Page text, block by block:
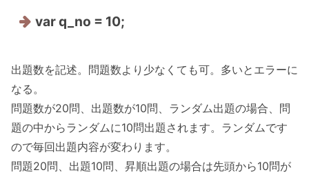
var q_no = 10;
出題数を記述。問題数より少なくても可。多いとエラーに
なる。
問題数が20問、出題数が10問、ランダム出題の場合、問
題の中からランダムに10問出題されます。ランダムです
ので毎回出題内容が変わります。
問題20問、出題10問、昇順出題の場合は先頭から10問が